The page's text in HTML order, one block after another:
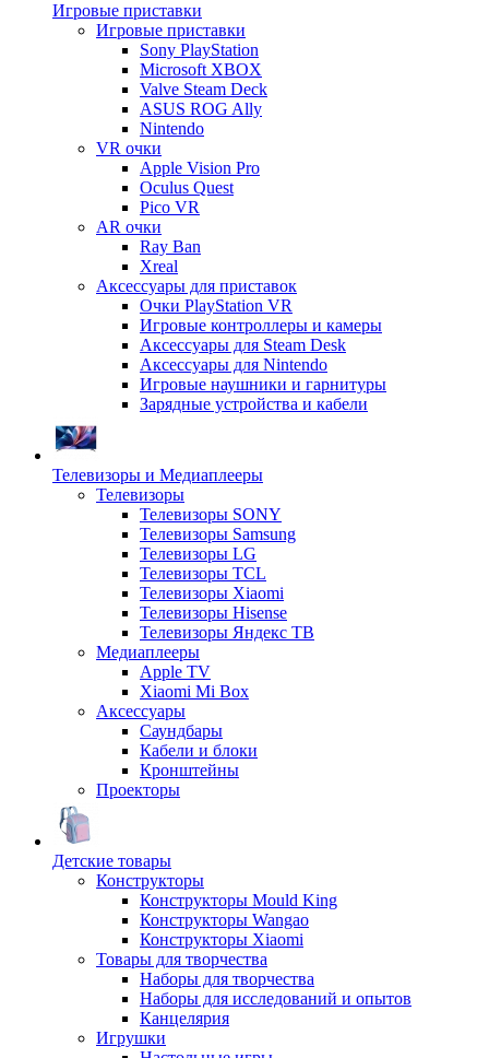
Игровые приставки
Игровые приставки
Sony PlayStation
Microsoft XBOX
Valve Steam Deck
ASUS ROG Ally
Nintendo
VR очки
Apple Vision Pro
Oculus Quest
Pico VR
AR очки
Ray Ban
Xreal
Аксессуары для приставок
Очки PlayStation VR
Игровые контроллеры и камеры
Аксессуары для Steam Desk
Аксессуары для Nintendo
Игровые наушники и гарнитуры
Зарядные устройства и кабели
Телевизоры и Медиаплееры
Телевизоры
Телевизоры SONY
Телевизоры Samsung
Телевизоры LG
Телевизоры TCL
Телевизоры Xiaomi
Телевизоры Hisense
Телевизоры Яндекс ТВ
Медиаплееры
Apple TV
Xiaomi Mi Box
Аксессуары
Саундбары
Кабели и блоки
Кронштейны
Проекторы
Детские товары
Конструкторы
Конструкторы Mould King
Конструкторы Wangao
Конструкторы Xiaomi
Товары для творчества
Наборы для творчества
Наборы для исследований и опытов
Канцелярия
Игрушки